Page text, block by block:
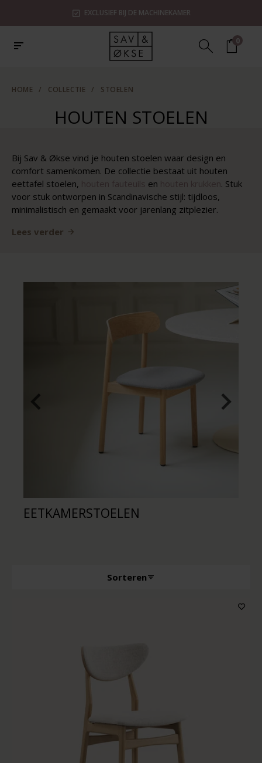
EXCLUSIEF BIJ DE MACHINEKAMER
0
HOME / COLLECTIE / STOELEN
HOUTEN STOELEN
Bij Sav & Økse vind je houten stoelen waar design en
comfort samenkomen. De collectie bestaat uit houten
eettafel stoelen,
en
. Stuk
voor stuk ontworpen in Scandinavische stijl: tijdloos,
minimalistisch en gemaakt voor jarenlang zitplezier.
Lees verder
EETKAMERSTOELEN
Sorteren